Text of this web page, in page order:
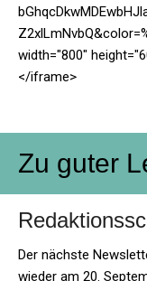
width="800"
</iframe>
Zu guter
Der nächste
wieder am 20.